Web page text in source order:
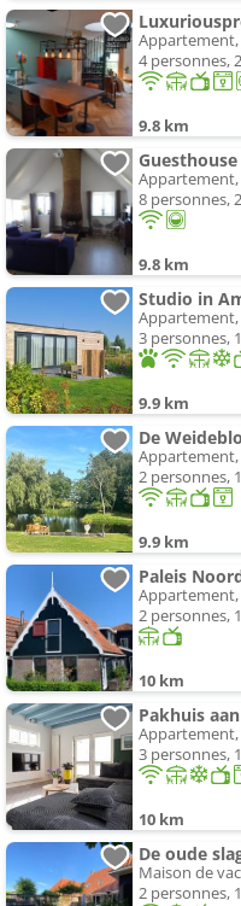
Appartement,
4 personnes,
9.8 km
Appartement,
8 personnes,
9.8 km
Studio in
Appartement,
3 personnes,
9.9 km
De
Appartement,
2 personnes,
9.9 km
Paleis
Appartement,
2 personnes,
10 km
Pakhuis
Appartement,
3 personnes,
10 km
De oude
Maison de
2 personnes,